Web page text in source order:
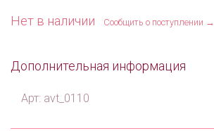
Нет в наличии Сообщить о поступлении →
Дополнительная информация
Арт: avt_0110